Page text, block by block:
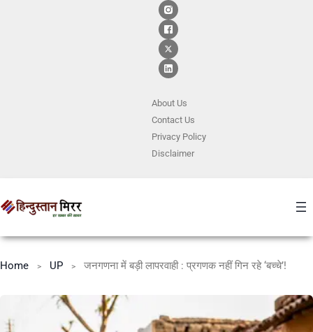
About Us
ContactUs
Privacy Policy
Disclaimer
Home UP जनगणना में बड़ी लापरवाही : प्रगणक नहीं गिन रहे ‘बच्चे’!